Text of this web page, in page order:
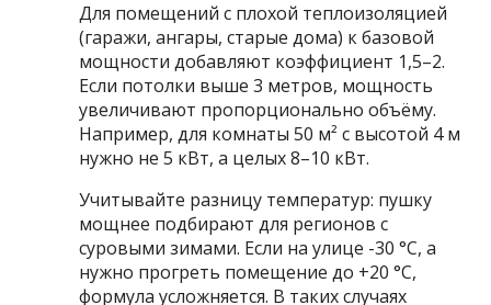
Для помещений с плохой теплоизоляцией
(гаражи, ангары, старые дома) к базовой
мощности добавляют коэффициент 1,5–2.
Если потолки выше 3 метров, мощность
увеличивают пропорционально объёму.
Например, для комнаты 50 м² с высотой 4 м
нужно не 5 кВт, а целых 8–10 кВт.
Учитывайте разницу температур: пушку
мощнее подбирают для регионов с
суровыми зимами. Если на улице -30 °C, а
нужно прогреть помещение до +20 °C,
формула усложняется. В таких случаях